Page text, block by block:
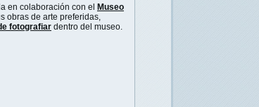
en colaboración con el Museo
obras de arte preferidas,
fotografiar dentro del museo.